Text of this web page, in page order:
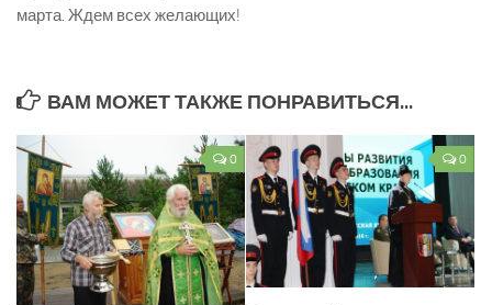
марта. Ждем всех желающих!
ВАМ МОЖЕТ ТАКЖЕ ПОНРАВИТЬСЯ...
0 0